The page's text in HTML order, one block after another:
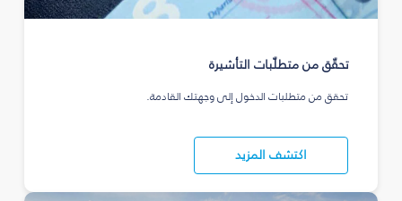
تحقّق من متطلّبات التأشيرة
تحقق من متطلبات الدخول إلى وجهتك القادمة.
اكتشف المزيد